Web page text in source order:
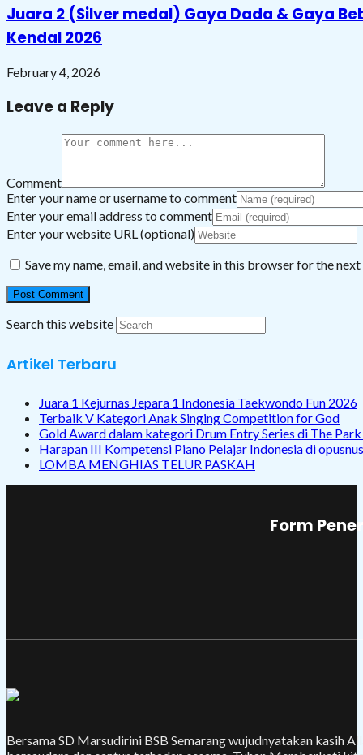
Juara 2 (Silver medal) Gaya Dada & Gaya
Kendal 2026
February 4, 2026
Leave a Reply
Comment
Enter your name or username to comment
Enter your email address to comment
Enter your website URL (optional)
Save my name, email, and website in this browser for the
Search this website
Artikel Terbaru
Juara 1 Kejurnas Jepara 1 Indonesia Taekwondo Fun 2026
Terbaik V Kategori Anak Singing Competition for God
Gold Award dalam kategori Drum Entry Series di The
Harapan III Kompetensi Piano Pelajar Indonesia di
LOMBA MENGHIAS TELUR PASKAH
Form
Bersama SD Marsudirini BSB Semarang wujudnyatakan kasih